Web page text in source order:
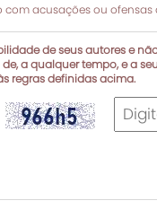
acusações ou ofensas
de seus autores e
a qualquer tempo, e a
regras definidas acima.